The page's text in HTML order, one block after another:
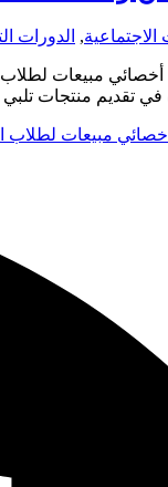
الاجتماعية, الدورات
مبيعات
في تقديم منتجات
مبيعات لطلاب